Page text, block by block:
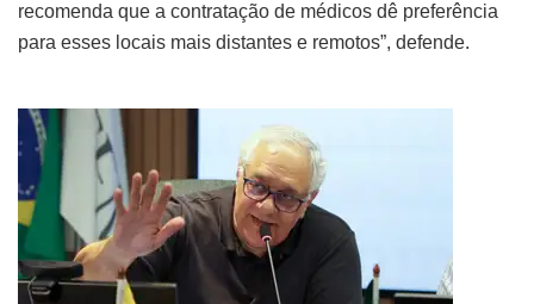
recomenda que a contratação de médicos dê preferência
para esses locais mais distantes e remotos”, defende.